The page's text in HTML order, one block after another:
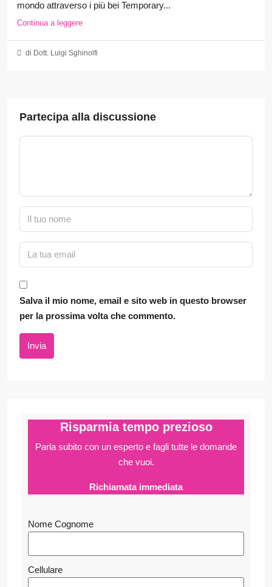
mondo attraverso i più bei Temporary...
Continua a leggere
di Dott. Luigi Sghinolfi
Partecipa alla discussione
Salva il mio nome, email e sito web in questo browser
per la prossima volta che commento.
Invia
Risparmia tempo prezioso
Parla subito con un esperto e fagli tutte le domande
che vuoi.
Richiamata immediata
Nome Cognome
Cellulare